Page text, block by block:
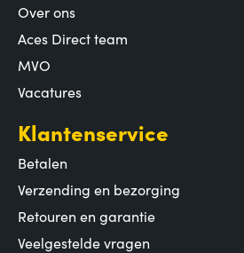
Over ons
Aces Direct team
MVO
Vacatures
Klantenservice
Betalen
Verzending en bezorging
Retouren en garantie
Veelgestelde vragen